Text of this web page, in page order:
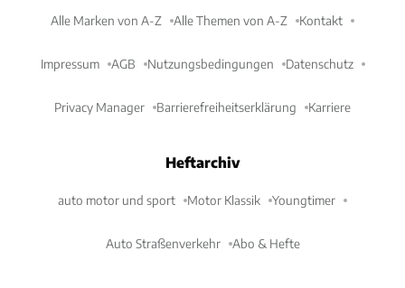
Alle Marken von A-Z Alle Themen von A-Z Kontakt
Impressum AGB Nutzungsbedingungen Datenschutz
Privacy Manager Barrierefreiheitserklärung Karriere
Heftarchiv
auto motor und sport Motor Klassik Youngtimer
Auto Straßenverkehr Abo & Hefte